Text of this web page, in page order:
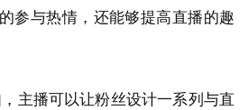
参与热情，还能够提高直播的趣
主播可以让粉丝设计一系列与直